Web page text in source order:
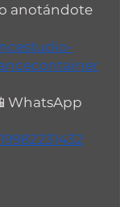
anotándote
WhatsApp